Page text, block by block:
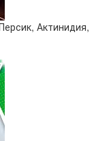
Актинидия,